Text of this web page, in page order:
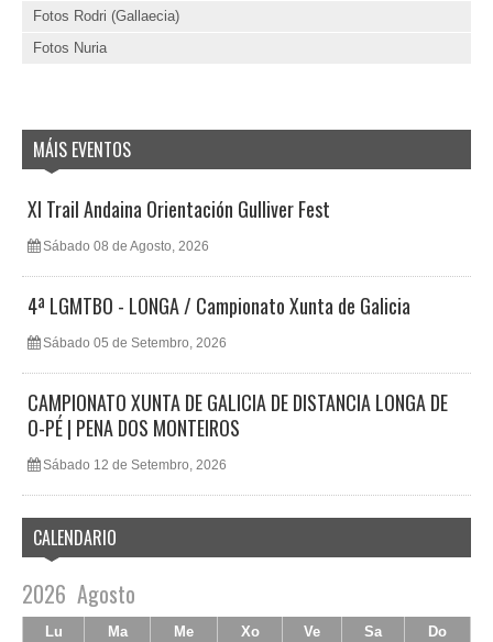
Fotos Rodri (Gallaecia)
Fotos Nuria
MÁIS EVENTOS
XI Trail Andaina Orientación Gulliver Fest
Sábado 08 de Agosto, 2026
4ª LGMTBO - LONGA / Campionato Xunta de Galicia
Sábado 05 de Setembro, 2026
CAMPIONATO XUNTA DE GALICIA DE DISTANCIA LONGA DE
O-PÉ | PENA DOS MONTEIROS
Sábado 12 de Setembro, 2026
CALENDARIO
2026 Agosto
Lu Ma Me Xo Ve Sa Do